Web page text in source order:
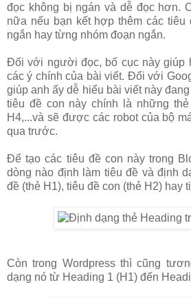
đọc không bị ngán và dễ đọc hơn.
nữa nếu bạn kết hợp thêm các tiêu
ngắn hay từng nhóm đoạn ngắn.
Đối với người đọc, bố cục này giúp
các ý chính của bài viết. Đối với
giúp anh ấy dễ hiểu bài viết này
tiêu đề con này chính là những
H4,...và sẽ được các robot của bộ
qua trước.
Để tạo các tiêu đề con này trong
dòng nào định làm tiêu đề và định
đề (thẻ H1), tiêu đề con (thẻ H2) hay
Còn trong Wordpress thì cũng
dạng nó từ Heading 1 (H1) đến